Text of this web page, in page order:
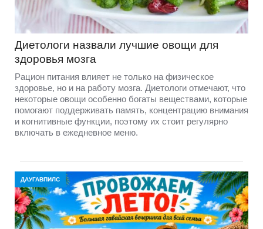
Диетологи назвали лучшие овощи для
здоровья мозга
Рацион питания влияет не только на физическое
здоровье, но и на работу мозга. Диетологи отмечают, что
некоторые овощи особенно богаты веществами, которые
помогают поддерживать память, концентрацию внимания
и когнитивные функции, поэтому их стоит регулярно
включать в ежедневное меню.
ДАУГАВПИЛС